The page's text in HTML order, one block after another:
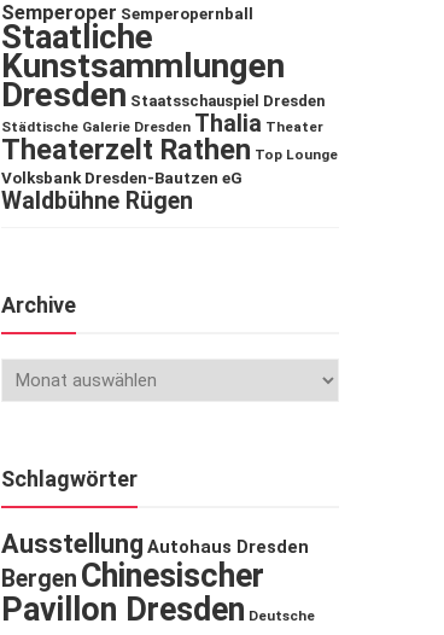
Semperoper Semperopernball
Staatliche
Kunstsammlungen
Dresden Staatsschauspiel Dresden
Städtische Galerie Dresden Thalia Theater
Theaterzelt Rathen Top Lounge
Volksbank Dresden-Bautzen eG
Waldbühne Rügen
Archive
Schlagwörter
Ausstellung Autohaus Dresden
Bergen Chinesischer
Pavillon Dresden Deutsche